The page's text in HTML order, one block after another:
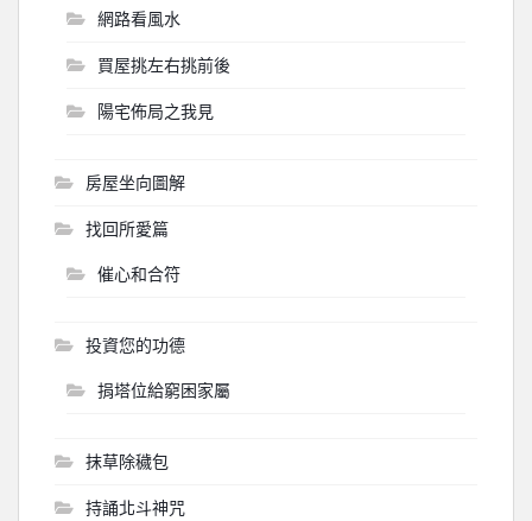
網路看風水
買屋挑左右挑前後
陽宅佈局之我見
房屋坐向圖解
找回所愛篇
催心和合符
投資您的功德
捐塔位給窮困家屬
抹草除穢包
持誦北斗神咒